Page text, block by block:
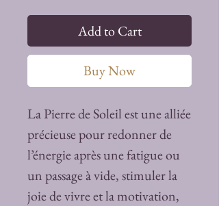
Add to Cart
Buy Now
La Pierre de Soleil est une alliée
précieuse pour redonner de
l’énergie après une fatigue ou
un passage à vide, stimuler la
joie de vivre et la motivation,